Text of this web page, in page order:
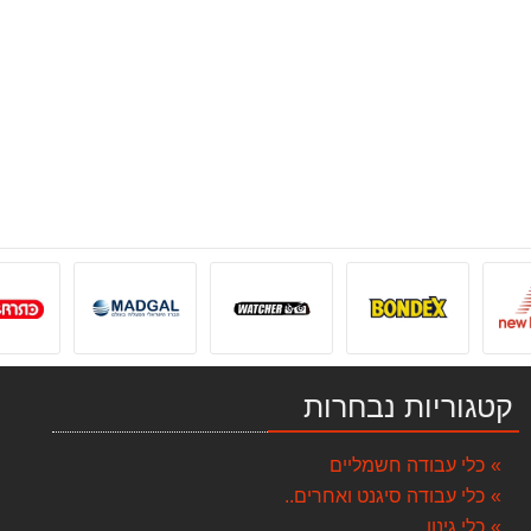
קטגוריות נבחרות
כלי עבודה חשמליים
כלי עבודה סיגנט ואחרים..
כלי גינון